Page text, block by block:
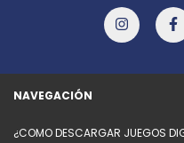
NAVEGACIÓN
¿COMO DESCARGAR JUEGOS